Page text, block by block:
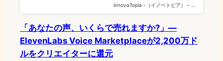
innovaTopia -（イノベトピア） – …
「あなたの声、いくらで売れますか?」—
ElevenLabs Voice Marketplaceが2,200万ド
ルをクリエイターに還元